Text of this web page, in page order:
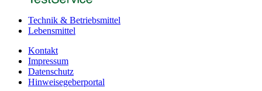
Technik & Betriebsmittel
Lebensmittel
Kontakt
Impressum
Datenschutz
Hinweisegeberportal